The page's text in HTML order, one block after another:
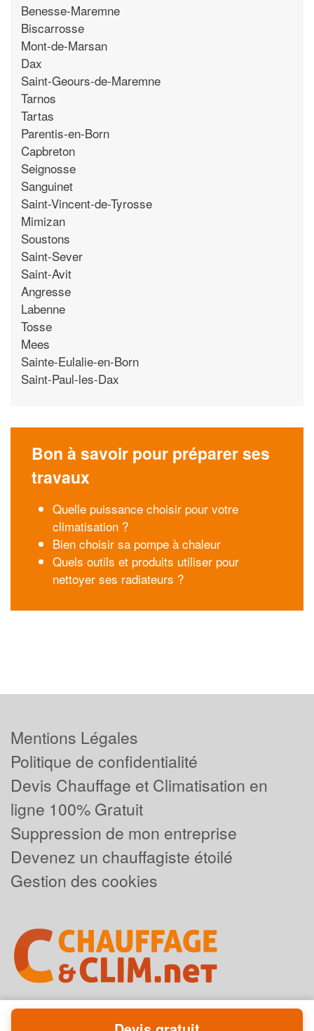
Benesse-Maremne
Biscarrosse
Mont-de-Marsan
Dax
Saint-Geours-de-Maremne
Tarnos
Tartas
Parentis-en-Born
Capbreton
Seignosse
Sanguinet
Saint-Vincent-de-Tyrosse
Mimizan
Soustons
Saint-Sever
Saint-Avit
Angresse
Labenne
Tosse
Mees
Sainte-Eulalie-en-Born
Saint-Paul-les-Dax
Bon à savoir pour préparer ses
travaux
Quelle puissance choisir pour votre
climatisation ?
Bien choisir sa pompe à chaleur
Quels outils et produits utiliser pour
nettoyer ses radiateurs ?
Mentions Légales
Politique de confidentialité
Devis Chauffage et Climatisation en
ligne 100% Gratuit
Suppression de mon entreprise
Devenez un chauffagiste étoilé
Gestion des cookies